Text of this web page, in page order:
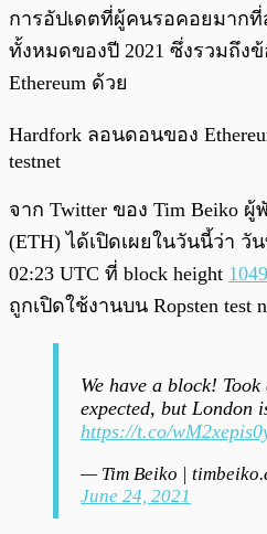
การอัปเดตที่ผู้คนรอคอยมาก
ทั้งหมดของปี 2021 ซึ่งรวมถึง
Ethereum ด้วย
Hardfork ลอนดอนของ
testnet
จาก Twitter ของ Tim Beiko
(ETH) ได้เปิดเผยในวันนี้ว่า วั
02:23 UTC ที่ block height
ถูกเปิดใช้งานบน Ropsten test
We have a block!
expected, but London
https://t.co/
— Tim Beiko |
June 24, 2021